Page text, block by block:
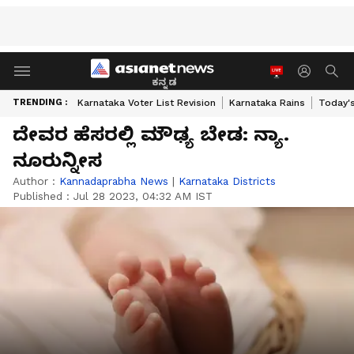
ಕನ್ನಡ
TRENDING : Karnataka Voter List Revision Karnataka Rains
ದೇವರ ಹೆಸರಲ್ಲಿ ಮೌಢ್ಯ ಬೇಡ: ನ್ಯಾ.
ನೂರುನ್ನೀಸ
Author : Kannadaprabha News | Karnataka Districts
Published : Jul 28 2023, 04:32 AM IST